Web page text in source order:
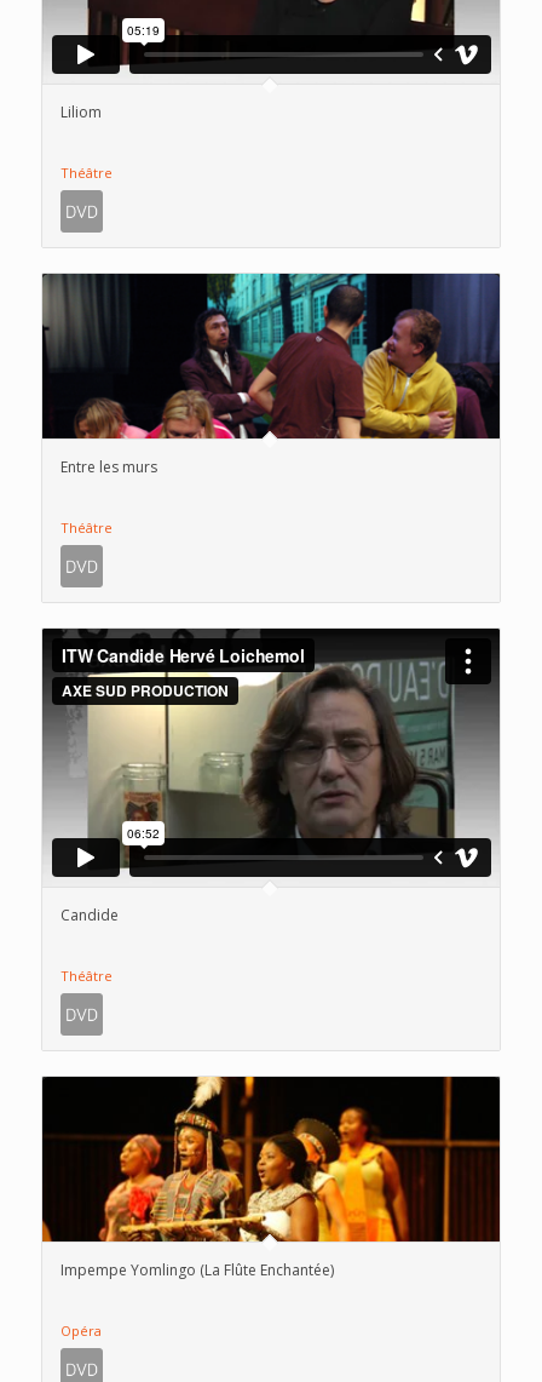
Liliom
Théâtre
Entre les murs
Théâtre
Candide
Théâtre
Impempe Yomlingo (La Flûte Enchantée)
Opéra